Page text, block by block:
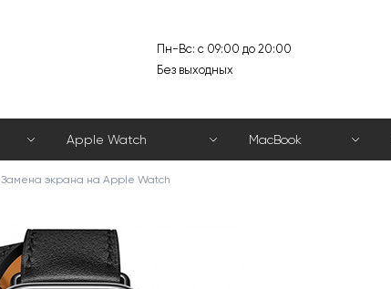
Пн-Вс: с 09:00 до 20:00
Без выходных
Apple Watch MacBook
Замена экрана на Apple Watch